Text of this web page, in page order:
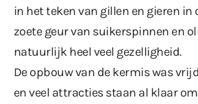
in het teken van gillen en gieren in
zoete geur van suikerspinnen en
natuurlijk heel veel gezelligheid.
De opbouw van de kermis was
en veel attracties staan al klaar